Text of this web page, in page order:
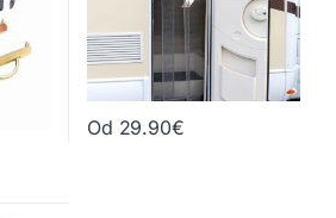
Od 29.90€